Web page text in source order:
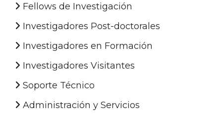
Fellows de Investigación
Investigadores Post-doctorales
Investigadores en Formación
Investigadores Visitantes
Soporte Técnico
Administración y Servicios